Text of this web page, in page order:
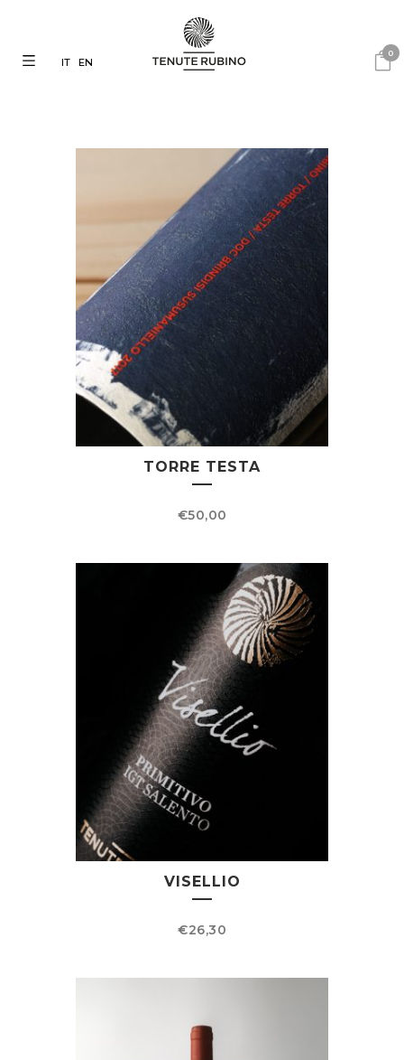
0
IT EN
TORRE TESTA
€50,00
VISELLIO
€26,30